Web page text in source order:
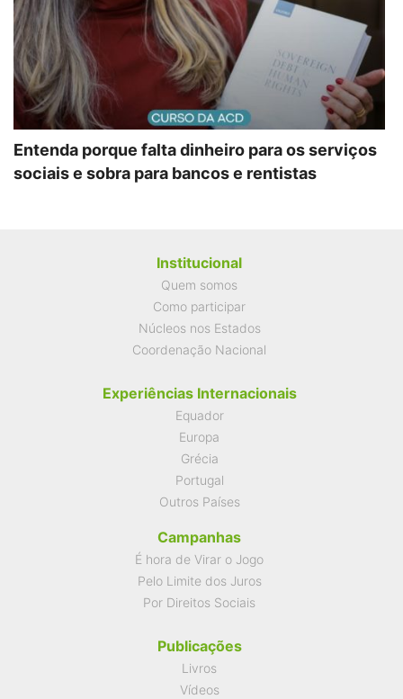
Entenda porque falta dinheiro para os serviços
sociais e sobra para bancos e rentistas
Institucional
Quem somos
Como participar
Núcleos nos Estados
Coordenação Nacional
Experiências Internacionais
Equador
Europa
Grécia
Portugal
Outros Países
Campanhas
É hora de Virar o Jogo
Pelo Limite dos Juros
Por Direitos Sociais
Publicações
Livros
Vídeos